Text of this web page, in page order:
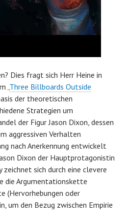
Dies fragt sich Herr Heine in
„Three Billboards Outside
der theoretischen
Strategien um
der Figur Jason Dixon, dessen
aggressiven Verhalten
nach Anerkennung entwickelt
Dixon der Hauptprotagonistin
sich durch eine clevere
die Argumentationskette
(Hervorhebungen oder
um den Bezug zwischen Empirie